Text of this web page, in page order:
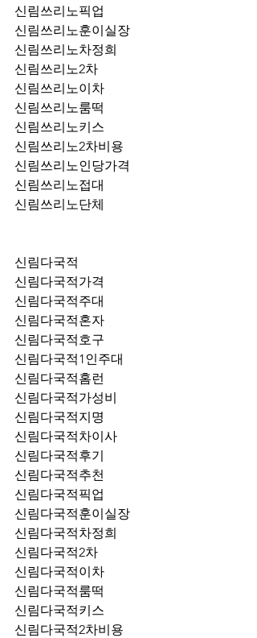
신림쓰리노훈이실장
신림쓰리노차정희
신림쓰리노2차
신림쓰리노이차
신림쓰리노룸떡
신림쓰리노키스
신림쓰리노2차비용
신림쓰리노인당가격
신림쓰리노접대
신림쓰리노단체
신림다국적
신림다국적가격
신림다국적주대
신림다국적혼자
신림다국적호구
신림다국적1인주대
신림다국적홈런
신림다국적가성비
신림다국적지명
신림다국적차이사
신림다국적후기
신림다국적추천
신림다국적훈이실장
신림다국적차정희
신림다국적2차
신림다국적이차
신림다국적룸떡
신림다국적키스
신림다국적2차비용